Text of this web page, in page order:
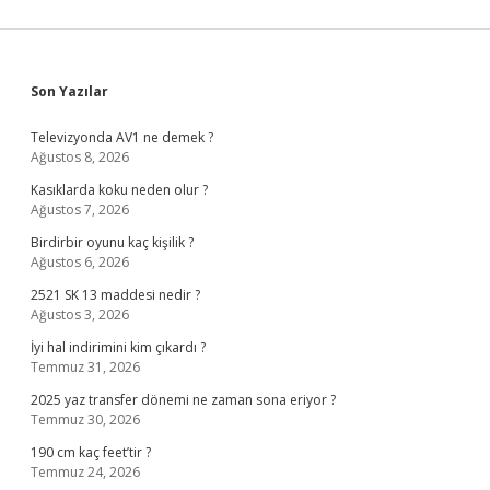
Sidebar
Son Yazılar
Televizyonda AV1 ne demek ?
Ağustos 8, 2026
Kasıklarda koku neden olur ?
Ağustos 7, 2026
Birdirbir oyunu kaç kişilik ?
Ağustos 6, 2026
2521 SK 13 maddesi nedir ?
Ağustos 3, 2026
İyi hal indirimini kim çıkardı ?
Temmuz 31, 2026
2025 yaz transfer dönemi ne zaman sona eriyor ?
Temmuz 30, 2026
190 cm kaç feet’tir ?
Temmuz 24, 2026